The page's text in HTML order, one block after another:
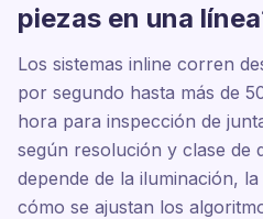
piezas en una
Los sistemas inline corren
por segundo hasta más de
hora para inspección de
según resolución y clase de
depende de la iluminación,
cómo se ajustan los